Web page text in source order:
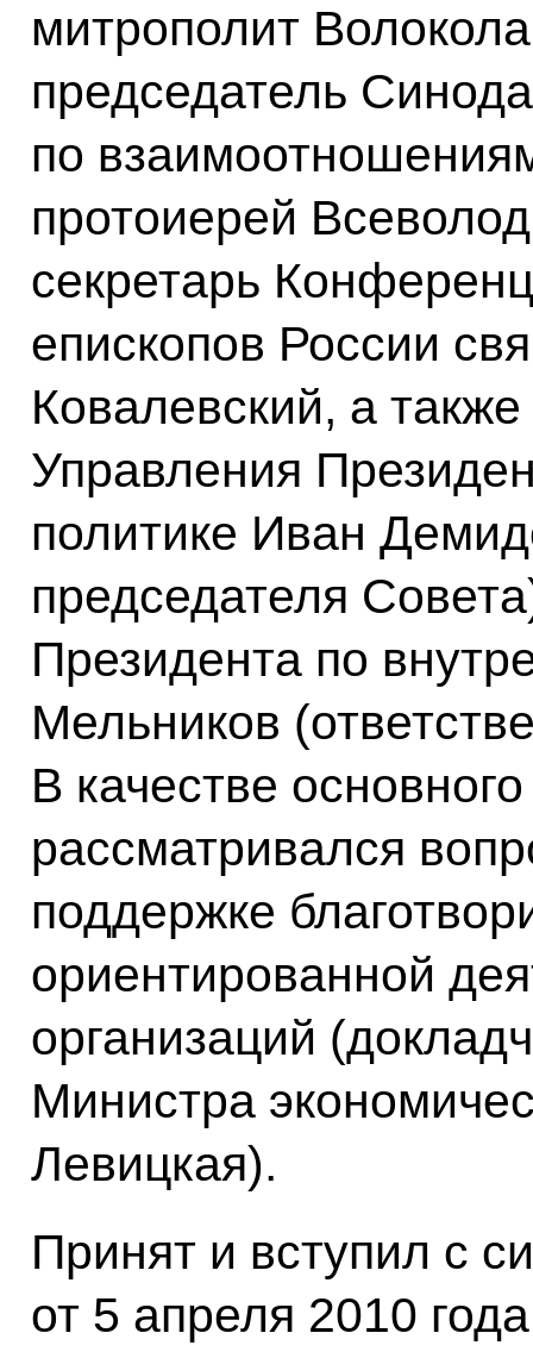
митрополит
председатель
по
протоиерей
секретарь
епископов России
Ковалевский, а
Управления
политике Иван
председателя
Президента по
Мельников
В качестве
рассматривался
поддержке
ориентированной
организаций
Министра
Левицкая).
Принят и вступил с
от 5 апреля 2010